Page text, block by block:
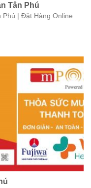
Tân Phú
Phú | Đặt Hàng Online